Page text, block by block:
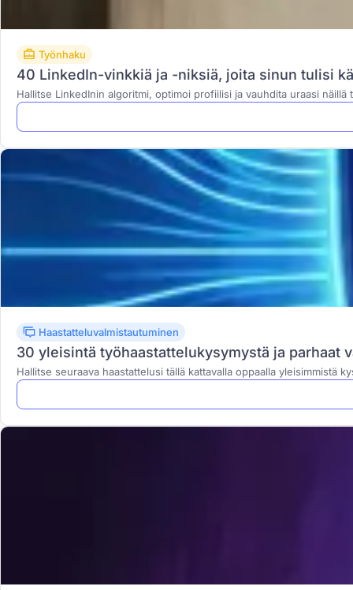
Työnhaku
40 LinkedIn-vinkkiä ja -niksiä, joita sinun tulisi
Hallitse LinkedInin algoritmi, optimoi profiilisi ja vauhdita uraasi näillä
Haastatteluvalmistautuminen
30 yleisintä työhaastattelukysymystä ja parhaat
Hallitse seuraava haastattelusi tällä kattavalla oppaalla yleisimmistä